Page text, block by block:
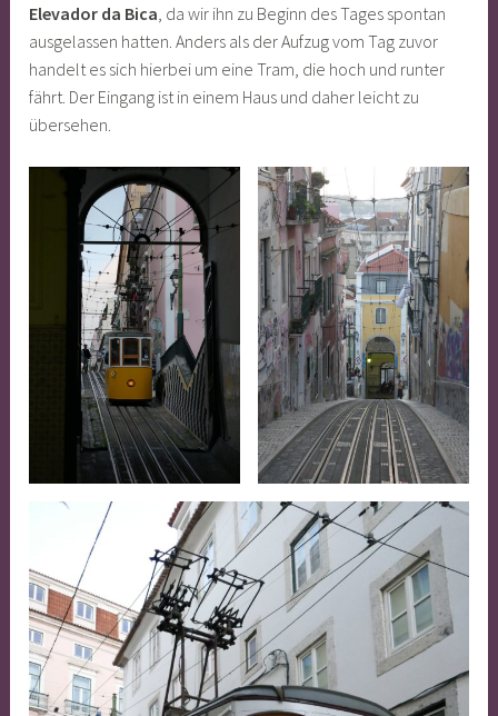
Elevador da Bica , da wir ihn zu Beginn des Tages spontan
ausgelassen hatten. Anders als der Aufzug vom Tag zuvor
handelt es sich hierbei um eine Tram, die hoch und runter
fährt. Der Eingang ist in einem Haus und daher leicht zu
übersehen.